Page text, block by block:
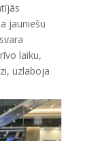
jauniešu
laiku,
uzlaboja